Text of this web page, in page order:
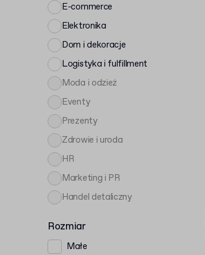
E-commerce
Elektronika
Dom i dekoracje
Logistyka i fulfillment
Moda i odzież
Eventy
Prezenty
Zdrowie i uroda
HR
Marketing i PR
Handel detaliczny
Rozmiar
Małe